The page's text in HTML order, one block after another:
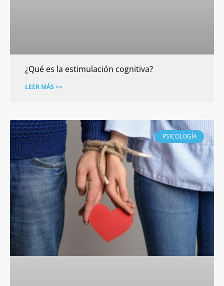
¿Qué es la estimulación cognitiva?
LEER MÁS >>
PSICOLOGÍA